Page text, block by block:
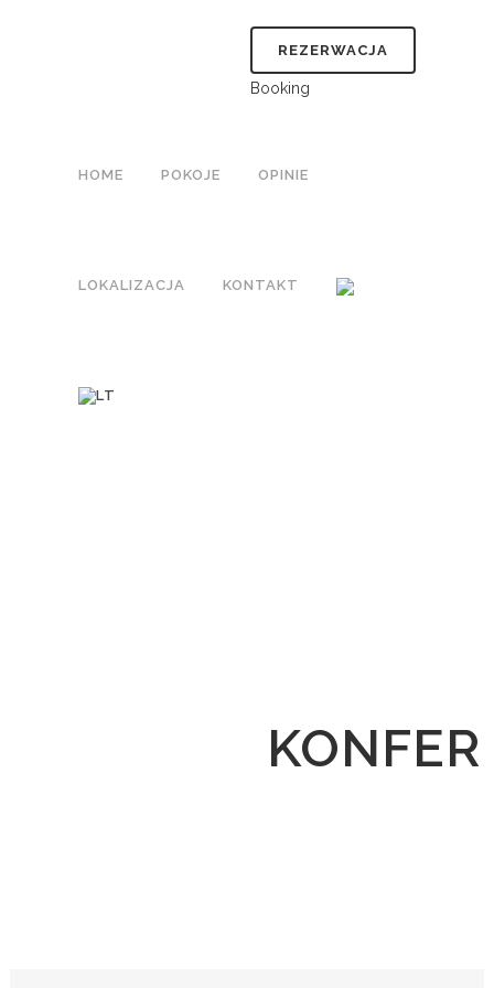
REZERWACJA
Booking
HOME POKOJE OPINIE
LOKALIZACJA KONTAKT